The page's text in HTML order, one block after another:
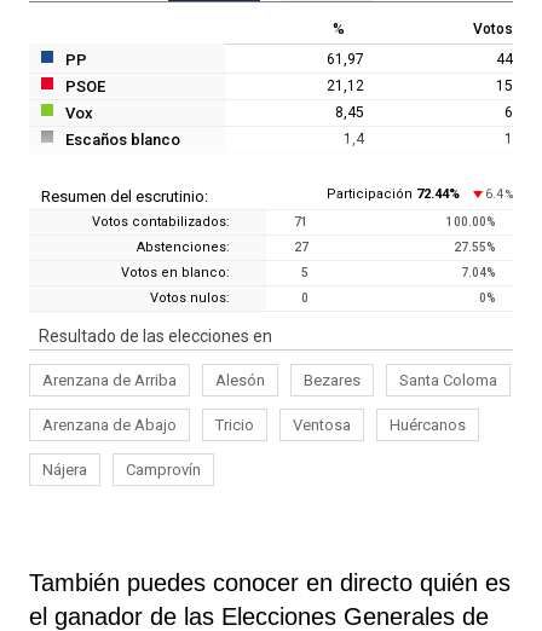
% Votos
PP 61,97 44
PSOE 21,12 15
Vox 8,45 6
Escaños blanco 1,4 1
Resumen del escrutinio: Participación 72.44% 6.4 %
Votos contabilizados: 71 100.00%
Abstenciones: 27 27.55%
Votos en blanco: 5 7.04%
Votos nulos: 0 0%
Resultado de las elecciones en
Arenzana de Arriba Alesón Bezares Santa Coloma
Arenzana de Abajo Tricio Ventosa Huércanos
Nájera Camprovín
También puedes conocer en directo quién es
el ganador de las Elecciones Generales de